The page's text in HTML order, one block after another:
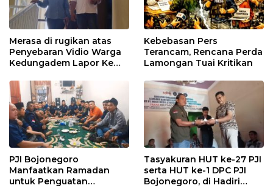
Merasa di rugikan atas
Penyebaran Vidio Warga
Kedungadem Lapor Ke
Kebebasan Pers
Terancam, Rencana Perda
Lamongan Tuai Kritikan
PJI Bojonegoro
Manfaatkan Ramadan
untuk Penguatan
Tasyakuran HUT ke-27 PJI
serta HUT ke-1 DPC PJI
Bojonegoro, di Hadiri